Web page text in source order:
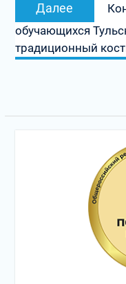
Далее
обучающихся
традиционный